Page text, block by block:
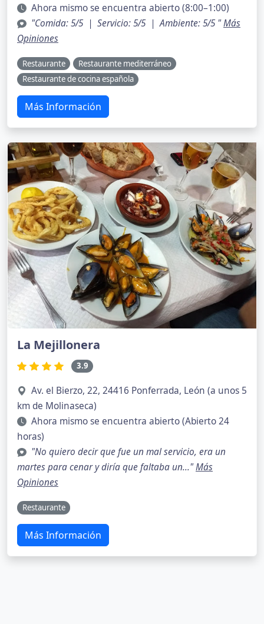
Ahora mismo se encuentra abierto (8:00–1:00)
"Comida: 5/5 | Servicio: 5/5 | Ambiente: 5/5 "Más
Opiniones
Restaurante
Restaurante mediterráneo
Restaurante de cocina española
Más Información
La Mejillonera
3.9
Av. el Bierzo, 22, 24416 Ponferrada, León (a unos 5
km de Molinaseca)
Ahora mismo se encuentra abierto (Abierto 24
horas)
"No quiero decir que fue un mal servicio, era un
martes para cenar y diría que faltaba un..."Más
Opiniones
Restaurante
Más Información